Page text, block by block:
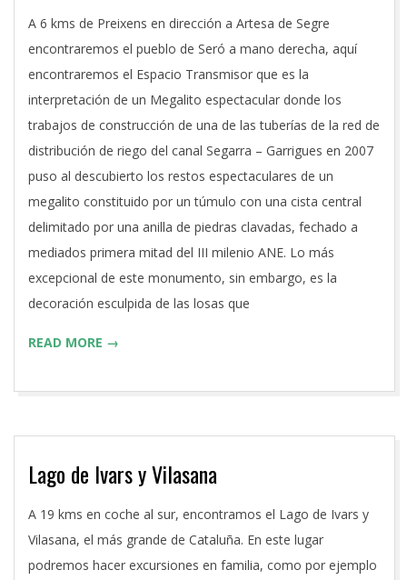
2016-
06-
27
A 6 kms de Preixens en dirección a Artesa de Segre
encontraremos el pueblo de Seró a mano derecha, aquí
encontraremos el Espacio Transmisor que es la
interpretación de un Megalito espectacular donde los
trabajos de construcción de una de las tuberías de la red de
distribución de riego del canal Segarra – Garrigues en 2007
puso al descubierto los restos espectaculares de un
megalito constituido por un túmulo con una cista central
delimitado por una anilla de piedras clavadas, fechado a
mediados primera mitad del III milenio ANE. Lo más
excepcional de este monumento, sin embargo, es la
decoración esculpida de las losas que
READ MORE →
Lago de Ivars y Vilasana
2016-
06-
27
A 19 kms en coche al sur, encontramos el Lago de Ivars y
Vilasana, el más grande de Cataluña. En este lugar
podremos hacer excursiones en familia, como por ejemplo